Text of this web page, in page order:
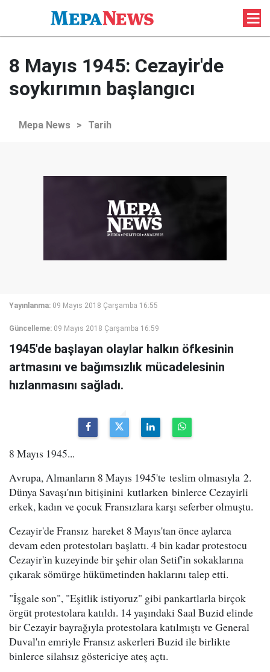
8 Mayıs 1945: Cezayir'de
soykırımın başlangıcı
Mepa News > Tarih
Yayınlanma: 09 Mayıs 2018 Çarşamba 16:55
Güncelleme: 09 Mayıs 2018 Çarşamba 16:59
1945'de başlayan olaylar halkın öfkesinin
artmasını ve bağımsızlık mücadelesinin
hızlanmasını sağladı.
8 Mayıs 1945...
Avrupa, Almanların 8 Mayıs 1945'te teslim olmasıyla 2.
Dünya Savaşı'nın bitişinini kutlarken binlerce Cezayirli
erkek, kadın ve çocuk Fransızlara karşı seferber olmuştu.
Cezayir'de Fransız hareket 8 Mayıs'tan önce aylarca
devam eden protestoları başlattı. 4 bin kadar protestocu
Cezayir'in kuzeyinde bir şehir olan Setif'in sokaklarına
çıkarak sömürge hükümetinden haklarını talep etti.
"İşgale son", "Eşitlik istiyoruz" gibi pankartlarla birçok
örgüt protestolara katıldı. 14 yaşındaki Saal Buzid elinde
bir Cezayir bayrağıyla protestolara katılmıştı ve General
Duval'ın emriyle Fransız askerleri Buzid ile birlikte
binlerce silahsız göstericiye ateş açtı.